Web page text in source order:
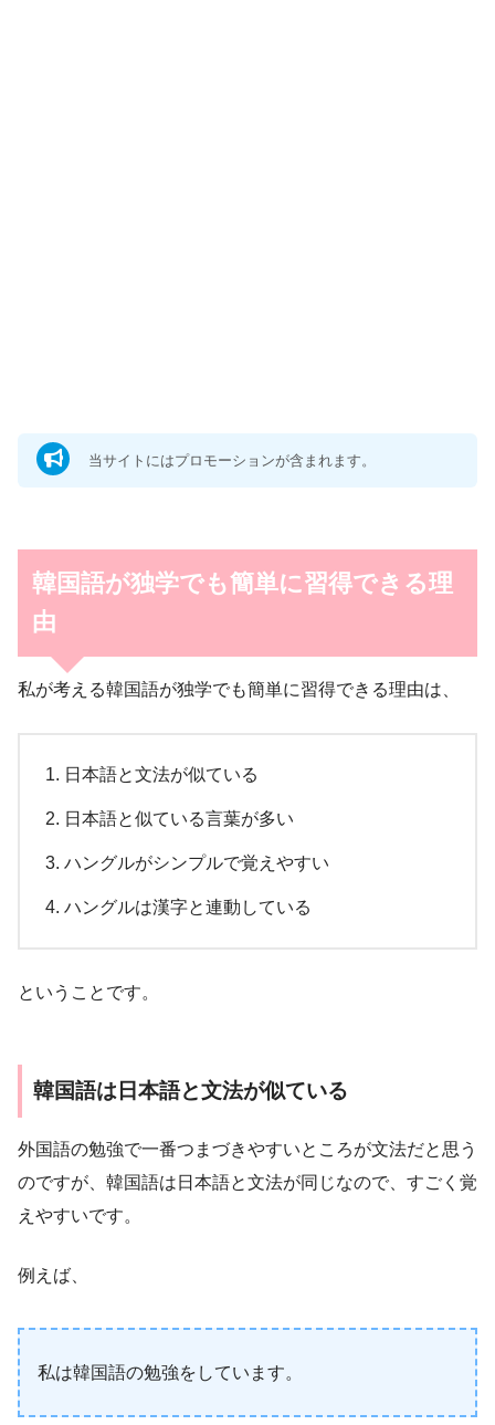
当サイトにはプロモーションが含まれます。
韓国語が独学でも簡単に習得できる理
由
私が考える韓国語が独学でも簡単に習得できる理由は、
日本語と文法が似ている
日本語と似ている言葉が多い
ハングルがシンプルで覚えやすい
ハングルは漢字と連動している
ということです。
韓国語は日本語と文法が似ている
外国語の勉強で一番つまづきやすいところが文法だと思う
のですが、韓国語は日本語と文法が同じなので、すごく覚
えやすいです。
例えば、
私は韓国語の勉強をしています。